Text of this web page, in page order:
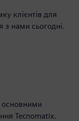
клієнтів для
з нами сьогодні.
основними
Tecnomatix.